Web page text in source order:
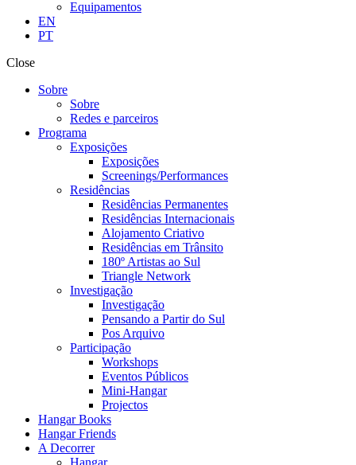
Equipamentos
EN
PT
Close
Sobre
Sobre
Redes e parceiros
Programa
Exposições
Exposições
Screenings/Performances
Residências
Residências Permanentes
Residências Internacionais
Alojamento Criativo
Residências em Trânsito
180º Artistas ao Sul
Triangle Network
Investigação
Investigação
Pensando a Partir do Sul
Pos Arquivo
Participação
Workshops
Eventos Públicos
Mini-Hangar
Projectos
Hangar Books
Hangar Friends
A Decorrer
Hangar